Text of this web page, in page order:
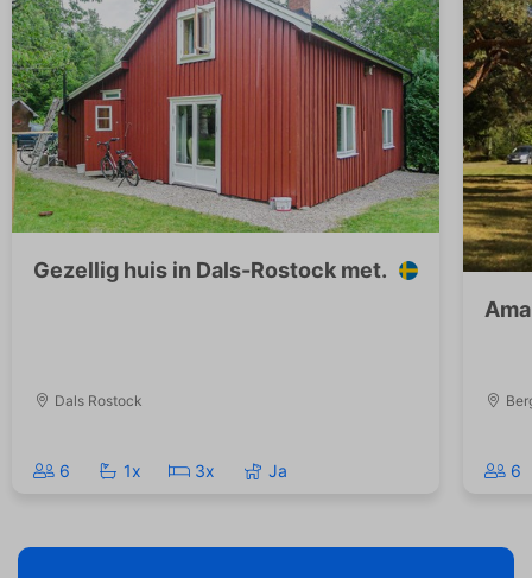
Gezellig huis in Dals-Rostock met.
Dals Rostock
6 1x 3x Ja 6